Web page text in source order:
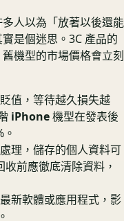
人以為「放著以後還能
是個迷思。3C 產品的
機型的市場價格會立刻
值，等待越久損失越
iPhone機型在發表後
理，儲存的個人資料可
前應徹底清除資料，
新軟體或應用程式，影